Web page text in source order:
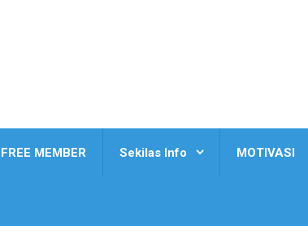
MEMBER Sekilas Info MOTIVASI